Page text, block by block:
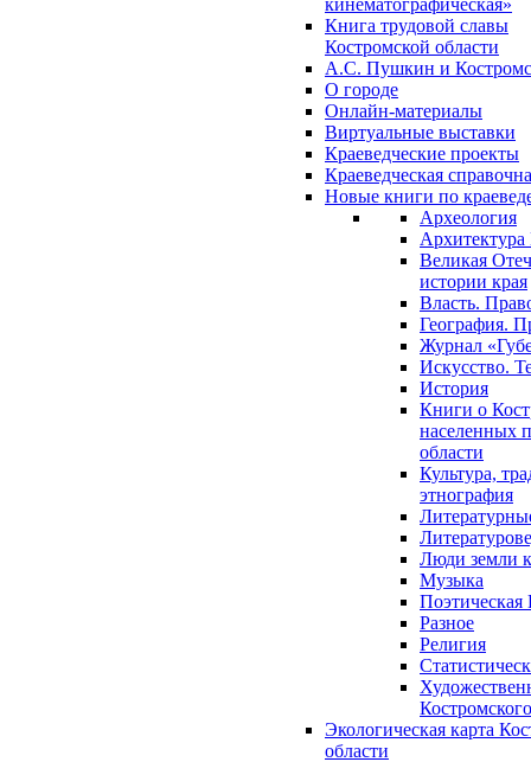
кинематографическая»
Книга трудовой славы
Костромской области
А.С. Пушкин и
О городе
Онлайн-материалы
Виртуальные выставки
Краеведческие проекты
Краеведческая
Новые книги по
Археология
Архитектура
Великая
истории края
Власть.
География.
Журнал
Искусство.
История
Книги о
населенных
области
Культура,
этнография
Люди земли
Музыка
Поэтическая
Разное
Религия
Экологическая карта
области